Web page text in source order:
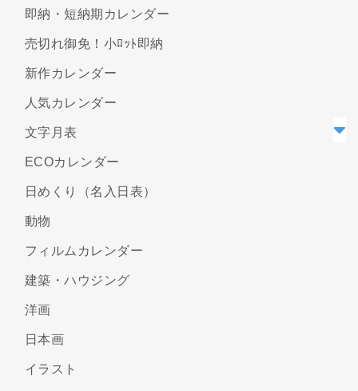
即納・短納期カレンダー
売切れ御免！小ﾛｯﾄ即納
新作カレンダー
人気カレンダー
文字月表
ECOカレンダー
日めくり（名入日表）
動物
フィルムカレンダー
建築・ハウジング
洋画
日本画
イラスト